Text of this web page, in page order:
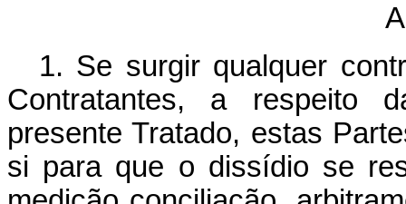
1. Se surgir qualquer
Contratantes, a respeito
presente Tratado, estas
si para que o dissídio se